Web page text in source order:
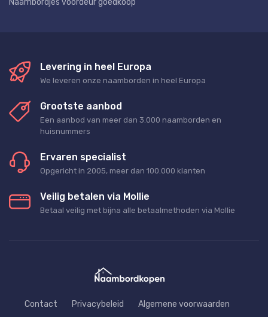
Naambordjes voordeur goedkoop
Levering in heel Europa
We leveren onze naamborden in heel Europa
Grootste aanbod
Een aanbod van meer dan 3.000 naamborden en
huisnummers
Ervaren specialist
Opgericht in 2005, meer dan 100.000 klanten
Veilig betalen via Mollie
Betaal veilig met bijna alle betaalmethoden via Mollie
Contact Privacybeleid Algemene voorwaarden